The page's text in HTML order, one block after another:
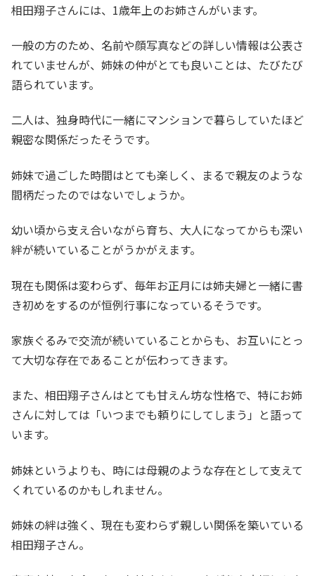
相田翔子さんには、1歳年上のお姉さんがいます。
一般の方のため、名前や顔写真などの詳しい情報は公表さ
れていませんが、姉妹の仲がとても良いことは、たびたび
語られています。
二人は、独身時代に一緒にマンションで暮らしていたほど
親密な関係だったそうです。
姉妹で過ごした時間はとても楽しく、まるで親友のような
間柄だったのではないでしょうか。
幼い頃から支え合いながら育ち、大人になってからも深い
絆が続いていることがうかがえます。
現在も関係は変わらず、毎年お正月には姉夫婦と一緒に書
き初めをするのが恒例行事になっているそうです。
家族ぐるみで交流が続いていることからも、お互いにとっ
て大切な存在であることが伝わってきます。
また、相田翔子さんはとても甘えん坊な性格で、特にお姉
さんに対しては「いつまでも頼りにしてしまう」と語って
います。
姉妹というよりも、時には母親のような存在として支えて
くれているのかもしれません。
姉妹の絆は強く、現在も変わらず親しい関係を築いている
相田翔子さん。